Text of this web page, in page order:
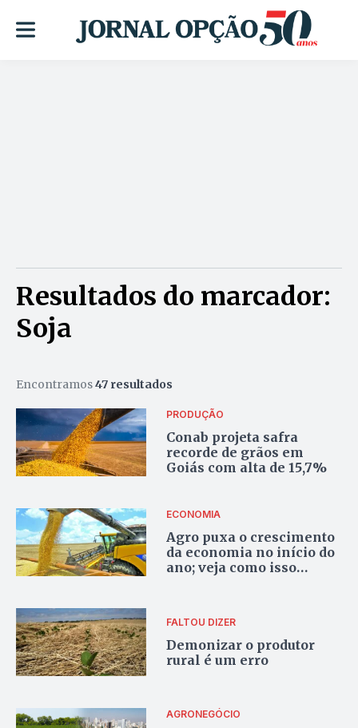
Resultados do marcador:
Soja
Encontramos47 resultados
PRODUÇÃO
Conab projeta safra
recorde de grãos em
Goiás com alta de 15,7%
ECONOMIA
Agro puxa o crescimento
da economia no início do
ano; veja como isso
FALTOU DIZER
Demonizar o produtor
rural é um erro
AGRONEGÓCIO